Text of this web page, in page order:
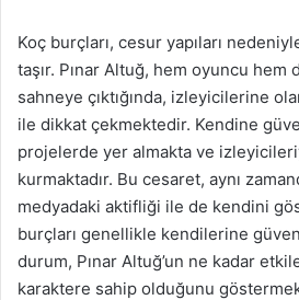
Koç burçları, cesur yapıları
taşır. Pınar Altuğ, hem oyuncu hem
sahneye çıktığında, izleyicilerine
ile dikkat çekmektedir. Kendine
projelerde yer almakta ve
kurmaktadır. Bu cesaret, aynı
medyadaki aktifliği ile de kendini
burçları genellikle kendilerine
durum, Pınar Altuğ’un ne kadar
karaktere sahip olduğunu